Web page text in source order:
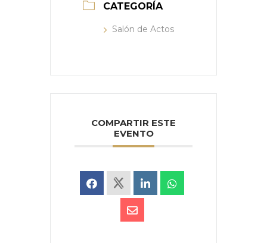
CATEGORÍA
Salón de Actos
COMPARTIR ESTE
EVENTO